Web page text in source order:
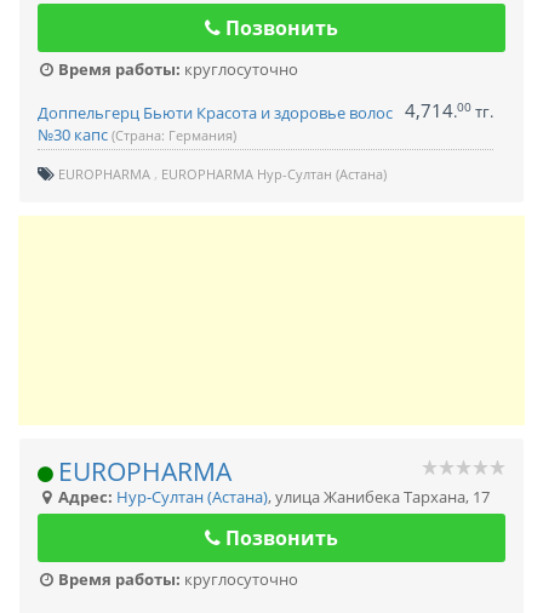
Позвонить
Время работы: круглосуточно
Доппельгерц Бьюти Красота и здоровье волос
№30 капс (Страна: Германия)
4,714.00 тг.
EUROPHARMA EUROPHARMA Нур-Султан (Астана)
EUROPHARMA
Адрес: Нур-Султан (Астана),улица Жанибека Тархана, 17
Позвонить
Время работы: круглосуточно